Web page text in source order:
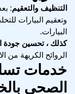
التنظيف والتعقيم:
وتعقيم البيارات
البيارات.
كذلك ، تحسين جودة
الروائح الكريهة
خدمات
الصحي